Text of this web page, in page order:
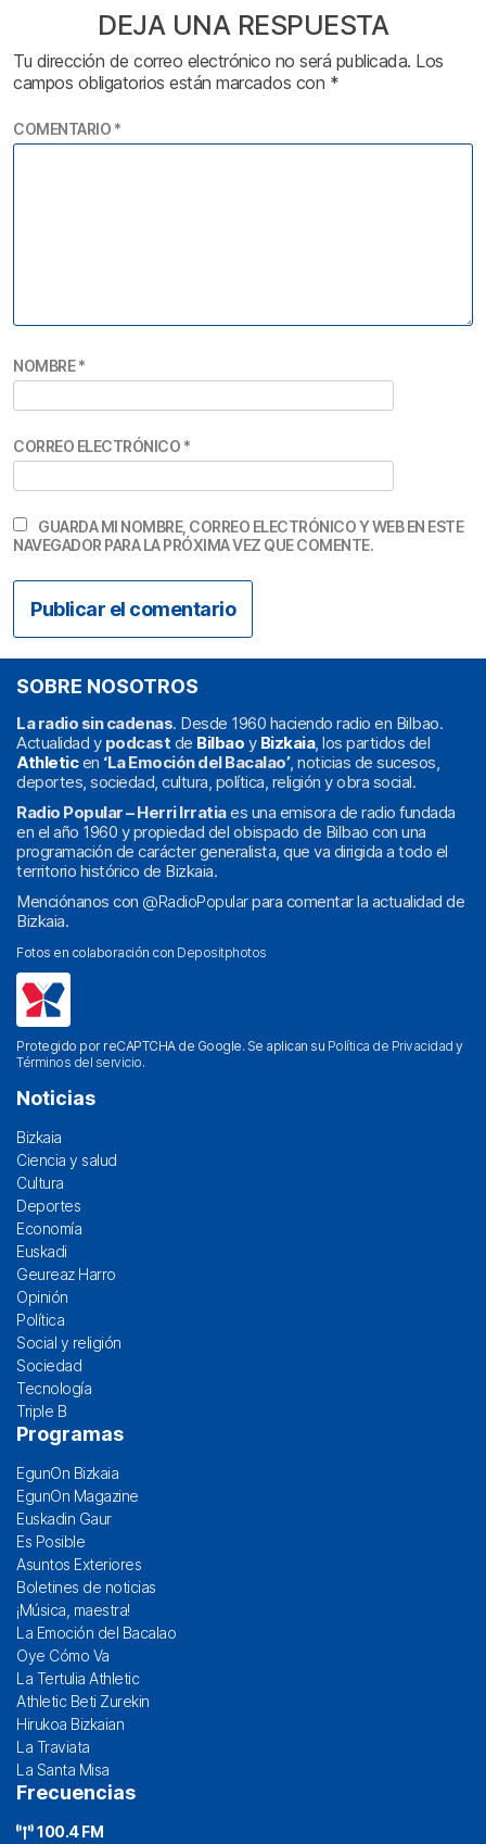
DEJA UNA RESPUESTA
Tu dirección de correo electrónico no será publicada. Los
campos obligatorios están marcados con *
COMENTARIO *
NOMBRE*
CORREO ELECTRÓNICO *
GUARDA MI NOMBRE, CORREO ELECTRÓNICO Y WEB EN ESTE
NAVEGADOR PARA LA PRÓXIMA VEZ QUE COMENTE.
SOBRE NOSOTROS
La radio sin cadenas. Desde 1960 haciendo radio en Bilbao.
Actualidad y podcast de Bilbao y Bizkaia, los partidos del
Athleticen ‘La Emoción del Bacalao’, noticias de sucesos,
deportes, sociedad, cultura, política, religión y obra social.
Radio Popular – Herri Irratiaes una emisora de radio fundada
en el año 1960 y propiedad del obispado de Bilbao con una
programación de carácter generalista, que va dirigida a todo el
territorio histórico de Bizkaia.
Menciónanos con @RadioPopularpara comentar la actualidad de
Bizkaia.
Fotos en colaboración con Depositphotos
Protegido por reCAPTCHA de Google. Se aplican su Política de Privacidad y
Términos del servicio.
Noticias
Bizkaia
Ciencia y salud
Cultura
Deportes
Economía
Euskadi
Geureaz Harro
Opinión
Política
Social y religión
Sociedad
Tecnología
Triple B
Programas
EgunOn Bizkaia
EgunOn Magazine
Euskadin Gaur
Es Posible
Asuntos Exteriores
Boletines de noticias
¡Música, maestra!
La Emoción del Bacalao
Oye Cómo Va
La Tertulia Athletic
Athletic Beti Zurekin
Hirukoa Bizkaian
La Traviata
La Santa Misa
Frecuencias
100.4 FM